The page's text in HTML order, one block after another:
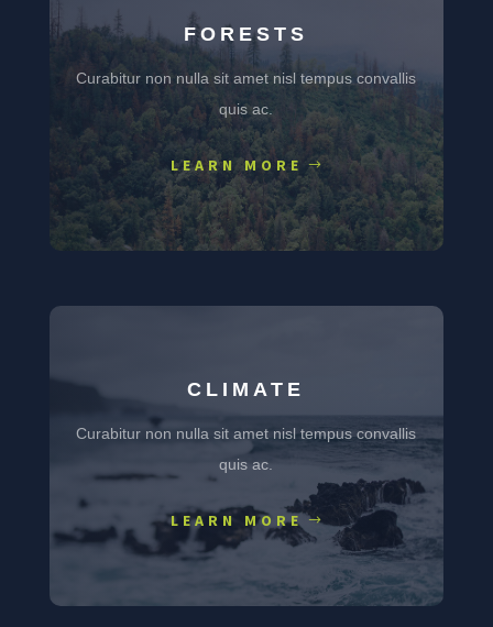
FORESTS
Curabitur non nulla sit amet nisl tempus convallis
quis ac.
LEARN MORE
CLIMATE
Curabitur non nulla sit amet nisl tempus convallis
quis ac.
LEARN MORE